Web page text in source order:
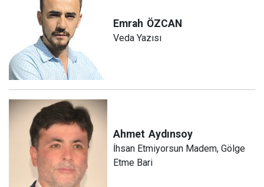
Emrah ÖZCAN
Veda Yazısı
Ahmet Aydınsoy
İhsan Etmiyorsun Madem, Gölge
Etme Bari